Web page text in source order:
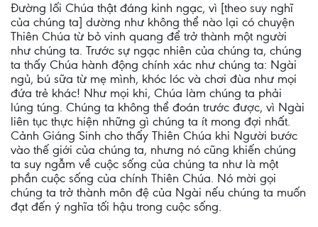
Đường lối Chúa thật đáng kinh ngạc, vì [theo suy nghĩ
của chúng ta] dường như không thể nào lại có chuyện
Thiên Chúa từ bỏ vinh quang để trở thành một người
như chúng ta. Trước sự ngạc nhiên của chúng ta, chúng
ta thấy Chúa hành động chính xác như chúng ta: Ngài
ngủ, bú sữa từ mẹ mình, khóc lóc và chơi đùa như mọi
đứa trẻ khác! Như mọi khi, Chúa làm chúng ta phải
lúng túng. Chúng ta không thể đoán trước được, vì Ngài
liên tục thực hiện những gì chúng ta ít mong đợi nhất.
Cảnh Giáng Sinh cho thấy Thiên Chúa khi Người bước
vào thế giới của chúng ta, nhưng nó cũng khiến chúng
ta suy ngẫm về cuộc sống của chúng ta như là một
phần cuộc sống của chính Thiên Chúa. Nó mời gọi
chúng ta trở thành môn đệ của Ngài nếu chúng ta muốn
đạt đến ý nghĩa tối hậu trong cuộc sống.